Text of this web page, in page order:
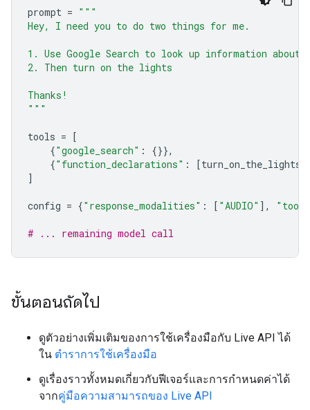
prompt = """
Hey, I need you to do two things for me.
1. Use Google Search to look up information
2. Then turn on the lights
Thanks!
"""
tools = [
{"google_search" :
{}},
{"function_declarations" : [turn_on_the_lights
]
config = {"response_modalities" : [ "AUDIO" ],
# ... remaining model call
ขั้นตอนถัดไป
ดูตัวอย่างเพิ่มเติมของการใช้เครื่องมือกับ Live API ได้
ใน ตำราการใช้เครื่องมือ
ดูเรื่องราวทั้งหมดเกี่ยวกับฟีเจอร์และการกำหนดค่าได้
จากคู่มือความสามารถของ Live API